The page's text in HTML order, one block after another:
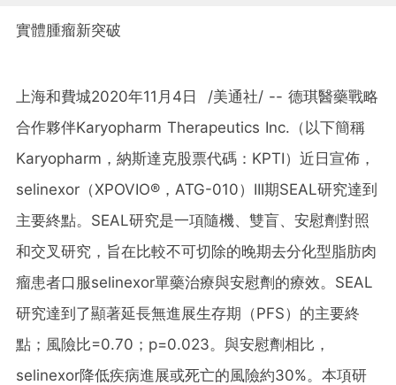
實體腫瘤新突破
上海和費城2020年11月4日 /美通社/ -- 德琪醫藥戰略
合作夥伴Karyopharm Therapeutics Inc.（以下簡稱
Karyopharm，納斯達克股票代碼：KPTI）近日宣佈，
selinexor（XPOVIO®，ATG-010）III期SEAL研究達到
主要終點。SEAL研究是一項隨機、雙盲、安慰劑對照
和交叉研究，旨在比較不可切除的晚期去分化型脂肪肉
瘤患者口服selinexor單藥治療與安慰劑的療效。SEAL
研究達到了顯著延長無進展生存期（PFS）的主要終
點；風險比=0.70；p=0.023。與安慰劑相比，
selinexor降低疾病進展或死亡的風險約30%。本項研